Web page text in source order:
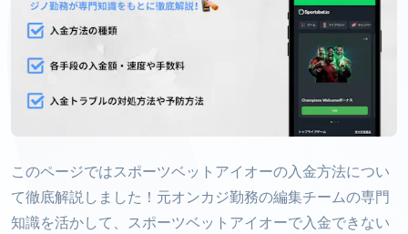
このページではスポーツベットアイオーの入金方法につい
て徹底解説しました！元オンカジ勤務の編集チームの専門
知識を活かして、スポーツベットアイオーで入金できない